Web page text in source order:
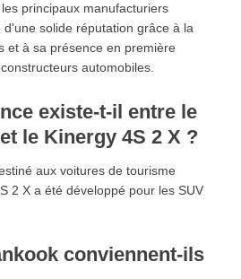
principaux manufacturiers
solide réputation grâce à la
et à sa présence en première
automobiles.
existe-t-il entre le
le Kinergy 4S 2 X ?
aux voitures de tourisme
2 X a été développé pour les SUV
conviennent-ils